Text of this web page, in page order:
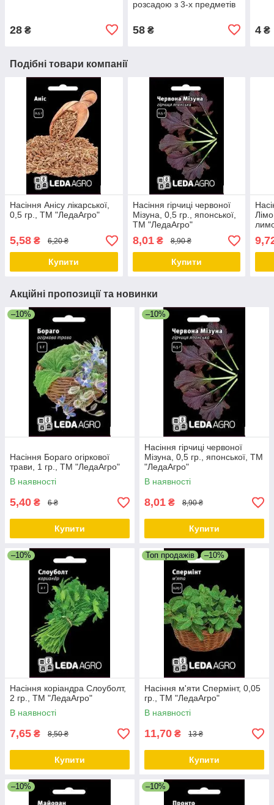
28 ₴
розсадою з 3-х предметів
58₴ 4 ₴
Подібні товари компанії
Насіння Анісу лікарської,
0,5 гр., ТМ "ЛедаАгро"
5,58 ₴ 6,20 ₴
Купити
Насіння гірчиці червоної
Мізуна, 0,5 гр., японської,
ТМ "ЛедаАгро"
8,01₴ 8,90 ₴
Купити
Акційні пропозиції та новинки
–10%
Насіння Бораго огіркової
трави, 1 гр., ТМ "ЛедаАгро"
В наявності
5,40 ₴ 6 ₴
Купити
–10%
Насіння гірчиці червоної
Мізуна, 0,5 гр., японської, ТМ
"ЛедаАгро"
В наявності
8,01 ₴ 8,90 ₴
Купити
–10%
Насіння коріандра Слоуболт,
2 гр., ТМ "ЛедаАгро"
В наявності
7,65 ₴ 8,50 ₴
Купити
Топ продажів –10%
Насіння м'яти Спермінт, 0,05
гр., ТМ "ЛедаАгро"
В наявності
11,70 ₴ 13 ₴
Купити
–10% –10%